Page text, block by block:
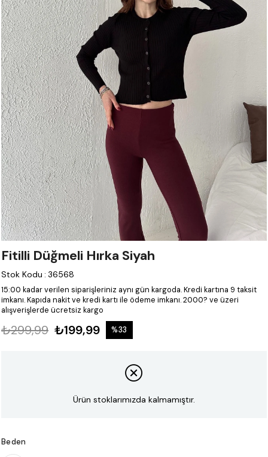
Fitilli Düğmeli Hırka Siyah
Stok Kodu : 36568
15:00 kadar verilen siparişleriniz aynı gün kargoda.Kredi kartına 9 taksit
imkanı.Kapıda nakit ve kredi kartı ile ödeme imkanı.2000? ve üzeri
alışverişlerde ücretsiz kargo
₺299,99 ₺199,99 %33
Ürün stoklarımızda kalmamıştır.
Beden